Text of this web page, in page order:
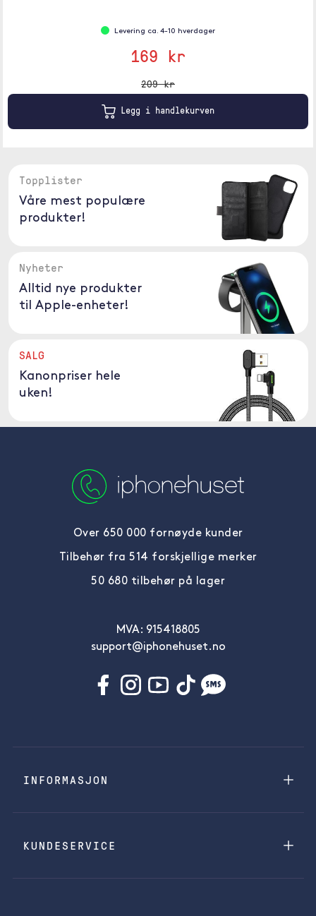
Levering ca. 4-10 hverdager
169 kr
209 kr
Legg i handlekurven
Topplister
Våre mest populære
produkter!
Nyheter
Alltid nye produkter
til Apple-enheter!
SALG
Kanonpriser hele
uken!
Over 650 000 fornøyde kunder
Tilbehør fra 514 forskjellige merker
50 680 tilbehør på lager
MVA: 915418805
support@iphonehuset.no
INFORMASJON
KUNDESERVICE